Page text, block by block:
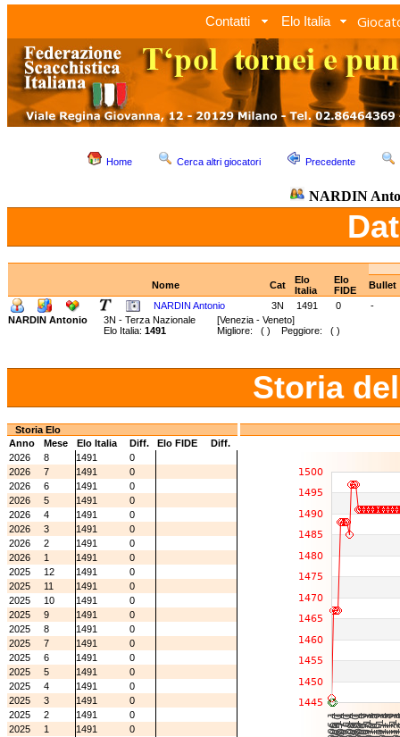
Contatti Elo Italia
Home Cerca altri giocatori Precedente
NARDIN
Nome Cat
Elo
Italia
Elo
FIDE
Bullet
NARDIN Antonio
3N 1491 0
-
NARDIN Antonio
3N - Terza Nazionale [Venezia - Veneto]
Elo Italia: 1491 Migliore: ( ) Peggiore: ( )
Storia
Storia Elo
Anno
Mese Elo Italia Diff. Elo FIDE
Diff.
2026
8 1491
0
2026
7 1491
0
2026
6 1491
0
2026
5 1491
0
2026
4 1491
0
2026
3 1491
0
2026
2 1491
0
2026
1 1491
0
2025
12 1491
0
2025
11 1491
0
2025
10 1491
0
2025
9 1491
0
2025
8 1491
0
2025
7 1491
0
2025
6 1491
0
2025
5 1491
0
2025
4 1491
0
2025
3 1491
0
2025
2 1491
0
2025
1 1491
0